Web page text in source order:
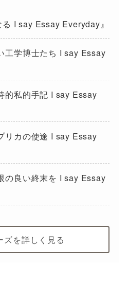
る I say Essay Everyday』
工学博士たち I say Essay
的私的手記 I say Essay
リカの使途 I say Essay
の良い終末を I say Essay
ズを詳しく見る